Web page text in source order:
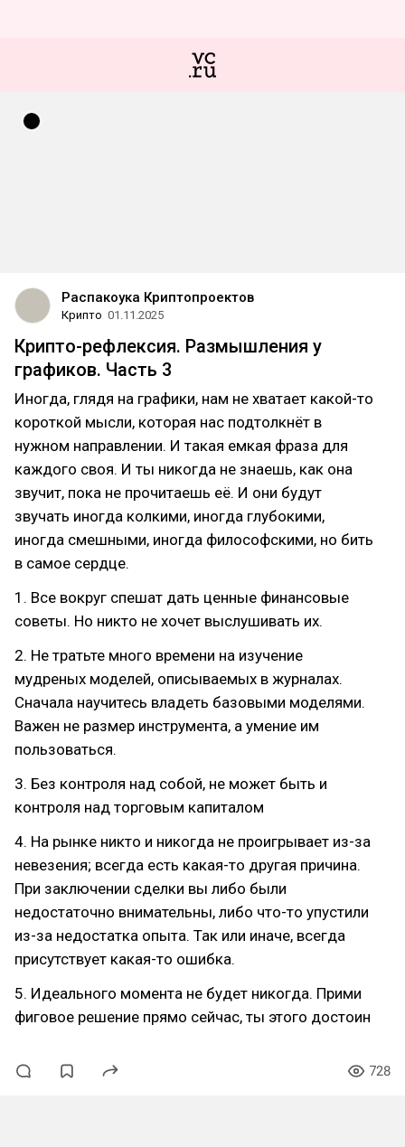
Распакоука Криптопроектов
Крипто 01.11.2025
Крипто-рефлексия. Размышления у
графиков. Часть 3
Иногда, глядя на графики, нам не хватает какой-то
короткой мысли, которая нас подтолкнёт в
нужном направлении. И такая емкая фраза для
каждого своя. И ты никогда не знаешь, как она
звучит, пока не прочитаешь её. И они будут
звучать иногда колкими, иногда глубокими,
иногда смешными, иногда философскими, но бить
в самое сердце.
1. Все вокруг спешат дать ценные финансовые
советы. Но никто не хочет выслушивать их.
2. Не тратьте много времени на изучение
мудреных моделей, описываемых в журналах.
Сначала научитесь владеть базовыми моделями.
Важен не размер инструмента, а умение им
пользоваться.
3. Без контроля над собой, не может быть и
контроля над торговым капиталом
4. На рынке никто и никогда не проиг­рывает из-за
невезения; всегда есть какая-то другая причина.
При заключе­нии сделки вы либо были
недостаточно внимательны, либо что-то упустили
из-за недостатка опыта. Так или иначе, всегда
присутствует какая-то ошибка.
5. Идеального момента не будет никогда. Прими
фиговое решение прямо сейчас, ты этого достоин
728